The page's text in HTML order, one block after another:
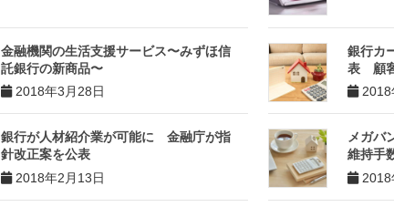
金融機関の生活支援サービス〜みずほ信
託銀行の新商品〜
2018年3月28日
銀行カ
表 顧
2018
銀行が人材紹介業が可能に 金融庁が指
針改正案を公表
2018年2月13日
メガバ
維持手
2018